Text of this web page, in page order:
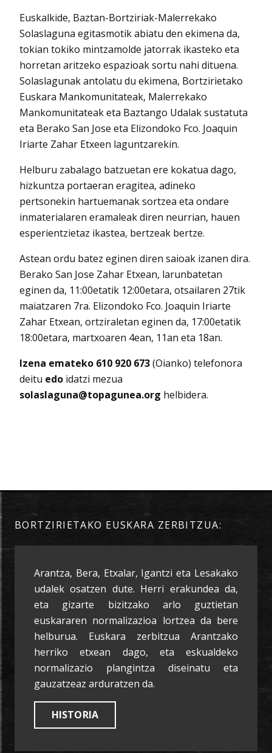
Euskalkide, Baztan-Bortziriak-Malerrekako
Solaslaguna egitasmotik abiatu den ekimena da,
tokian tokiko mintzamolde jatorrak ikasteko eta
horretan aritzeko espazioak sortu nahi dituena.
Solaslagunak antolatu du ekimena, Bortzirietako
Euskara Mankomunitateak, Malerrekako
Mankomunitateak eta Baztango Udalak sustatuta
eta Berako San Jose eta Elizondoko Fco. Joaquin
Iriarte Zahar Etxeen laguntzarekin.
Helburu zabalago batzuetan ere kokatua dago,
hizkuntza portaeran eragitea, adineko
pertsonekin hartuemanak sortzea eta ondare
inmaterialaren eramaleak diren neurrian, hauen
esperientzietaz ikastea, bertzeak bertze.
Astean ordu batez eginen diren saioak izanen dira.
Berako San Jose Zahar Etxean, larunbatetan
eginen da, 11:00etatik 12:00etara, otsailaren 27tik
maiatzaren 7ra. Elizondoko Fco. Joaquin Iriarte
Zahar Etxean, ortziraletan eginen da, 17:00etatik
18:00etara, martxoaren 4ean, 11an eta 18an.
Izena emateko 610 920 673(Oianko) telefonora
deitu edo idatzi mezua
solaslaguna@topagunea.org helbidera.
BORTZIRIETAKO EUSKARA ZERBITZUA:
Arantza, Bera, Etxalar, Igantzi eta Lesakako
udalek osatzen dute. Herri erakundea da,
eta gizarte bizitzako arlo guztietan
euskararen normalizazioa lortzea da bere
helburua. Euskara zerbitzua Arantzako
herriko etxean dago, eta eskualdeko
normalizazio plangintza diseinatu eta
gauzatzeaz arduratzen da.
HISTORIA